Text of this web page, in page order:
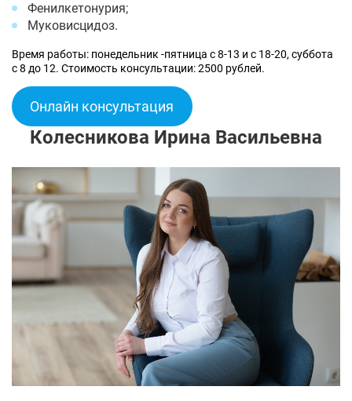
Фенилкетонурия;
Муковисцидоз.
Время работы: понедельник -пятница с 8-13 и с 18-20, суббота
с 8 до 12. Стоимость консультации: 2500 рублей.
Онлайн консультация
Колесникова Ирина Васильевна